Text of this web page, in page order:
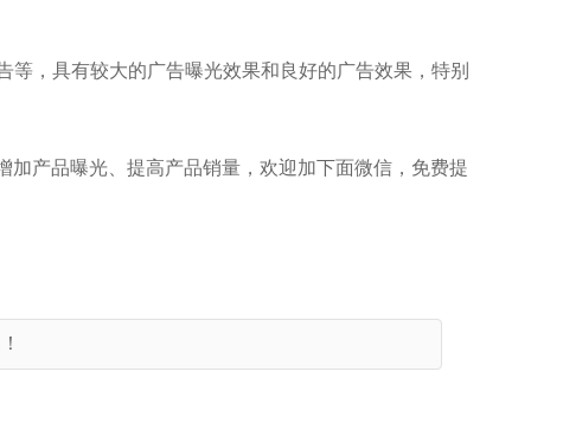
，具有较大的广告曝光效果和良好的广告效果，特别
产品曝光、提高产品销量，欢迎加下面微信，免费提